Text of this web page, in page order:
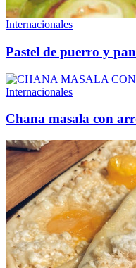
Internacionales
Pastel de puerro y
Internacionales
Chana masala con